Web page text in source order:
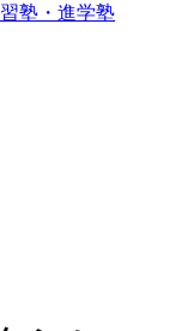
塾・進学塾